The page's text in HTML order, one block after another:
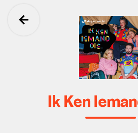
Ga terug
Ik Ken